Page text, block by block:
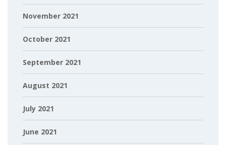
November 2021
October 2021
September 2021
August 2021
July 2021
June 2021